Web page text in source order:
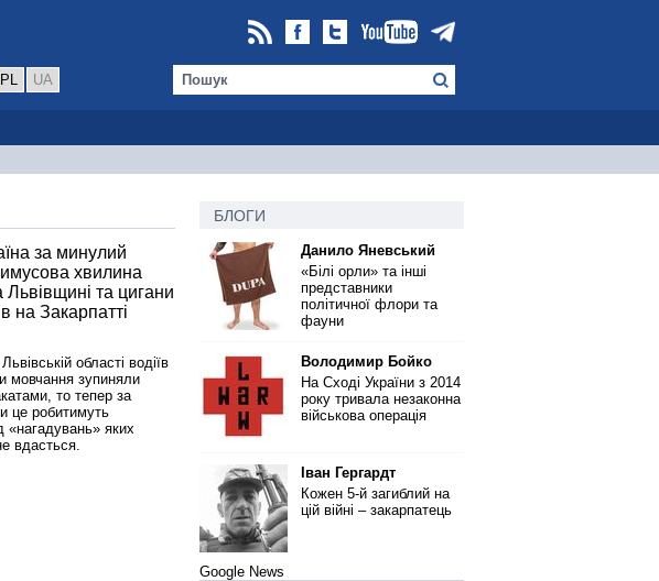
PL UA
за минулий
хвилина
та цигани
на Закарпатті
області водіїв
мовчання зупиняли
то тепер за
це робитимуть
«нагадувань» яких
вдасться.
БЛОГИ
Данило Яневський
«Білі орли» та інші
представники
політичної флори та
фауни
Володимир Бойко
На Сході України з 2014
року тривала незаконна
військова операція
Іван Гергардт
Кожен 5-й загиблий на
цій війні – закарпатець
Google News